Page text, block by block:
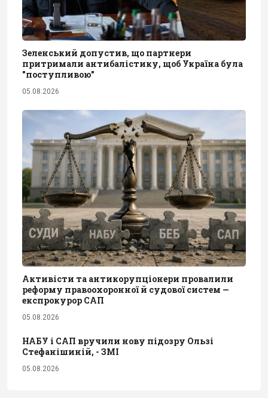
Зеленський допустив, що партнери
притримали антибалістику, щоб Україна була
"поступливою"
05.08.2026
Активісти та антикорупціонери провалили
реформу правоохоронної й судової систем —
експрокурор САП
05.08.2026
НАБУ і САП вручили нову підозру Ользі
Стефанішиній, - ЗМІ
05.08.2026